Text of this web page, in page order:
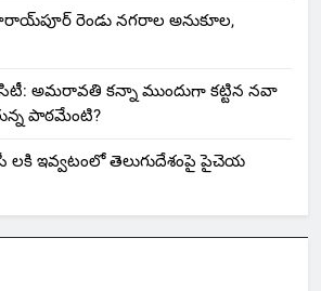
రెండు నగరాల అనుకూల,
సిటీ: అమరావతి కన్నా ముందుగా కట్టిన నవా
పాఠమేంటి?
లకి ఇవ్వటంలో తెలుగుదేశంపై పైచెయ